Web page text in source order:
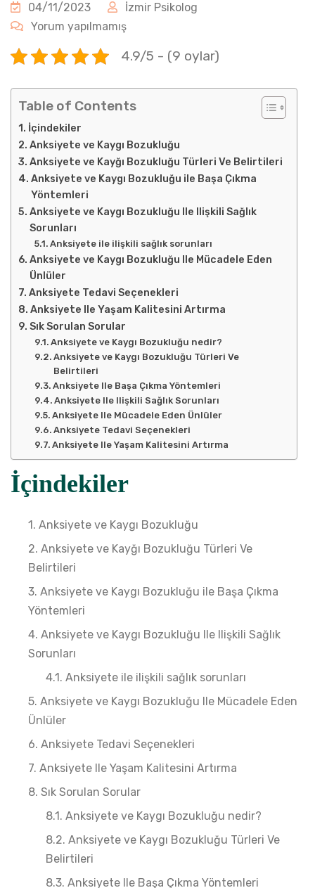
04/11/2023
İzmir Psikolog
Yorum yapılmamış
4.9/5 - (9 oylar)
Table of Contents
İçindekiler
Anksiyete ve Kaygı Bozukluğu
Anksiyete ve Kayğı Bozukluğu Türleri Ve Belirtileri
Anksiyete ve Kaygı Bozukluğu ile Başa Çıkma
Yöntemleri
Anksiyete ve Kaygı Bozukluğu Ile Ilişkili Sağlık
Sorunları
Anksiyete ile ilişkili sağlık sorunları
Anksiyete ve Kaygı Bozukluğu Ile Mücadele Eden
Ünlüler
Anksiyete Tedavi Seçenekleri
Anksiyete Ile Yaşam Kalitesini Artırma
Sık Sorulan Sorular
Anksiyete ve Kaygı Bozukluğu nedir?
Anksiyete ve Kaygı Bozukluğu Türleri Ve
Belirtileri
Anksiyete Ile Başa Çıkma Yöntemleri
Anksiyete Ile Ilişkili Sağlık Sorunları
Anksiyete Ile Mücadele Eden Ünlüler
Anksiyete Tedavi Seçenekleri
Anksiyete Ile Yaşam Kalitesini Artırma
İçindekiler
Anksiyete ve Kaygı Bozukluğu
Anksiyete ve Kayğı Bozukluğu Türleri Ve
Belirtileri
Anksiyete ve Kaygı Bozukluğu ile Başa Çıkma
Yöntemleri
Anksiyete ve Kaygı Bozukluğu Ile Ilişkili Sağlık
Sorunları
Anksiyete ile ilişkili sağlık sorunları
Anksiyete ve Kaygı Bozukluğu Ile Mücadele Eden
Ünlüler
Anksiyete Tedavi Seçenekleri
Anksiyete Ile Yaşam Kalitesini Artırma
Sık Sorulan Sorular
Anksiyete ve Kaygı Bozukluğu nedir?
Anksiyete ve Kaygı Bozukluğu Türleri Ve
Belirtileri
Anksiyete Ile Başa Çıkma Yöntemleri